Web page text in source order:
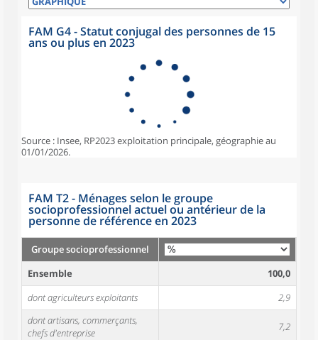
FAM G4 - Statut conjugal des personnes de 15
ans ou plus en 2023
Source : Insee, RP2023 exploitation principale, géographie au
01/01/2026.
FAM T2 - Ménages selon le groupe
socioprofessionnel actuel ou antérieur de la
personne de référence en 2023
Groupe socioprofessionnel
Ensemble
100,0
dont agriculteurs exploitants
2,9
dont artisans, commerçants,
chefs d'entreprise
7,2